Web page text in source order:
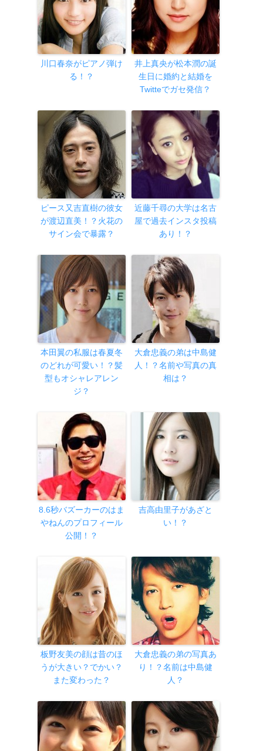
川口春奈がピアノ弾け
る！？
井上真央が松本潤の誕
生日に婚約と結婚を
Twitteでガセ発信？
ピース又吉直樹の彼女
が渡辺直美！？火花の
サイン会で暴露？
近藤千尋の大学は名古
屋で過去インスタ投稿
あり！？
本田翼の私服は春夏冬
のどれが可愛い！？髪
型もオシャレアレン
ジ？
大倉忠義の弟は中島健
人！？名前や写真の真
相は？
8.6秒バズーカーのはま
やねんのプロフィール
公開！？
吉高由里子があざと
い！？
板野友美の顔は昔のほ
うが大きい？でかい？
また変わった？
大倉忠義の弟の写真あ
り！？名前は中島健
人？